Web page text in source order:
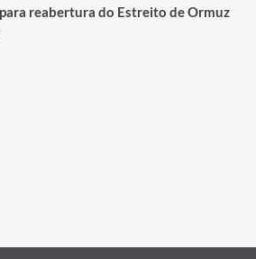
reabertura do Estreito de Ormuz